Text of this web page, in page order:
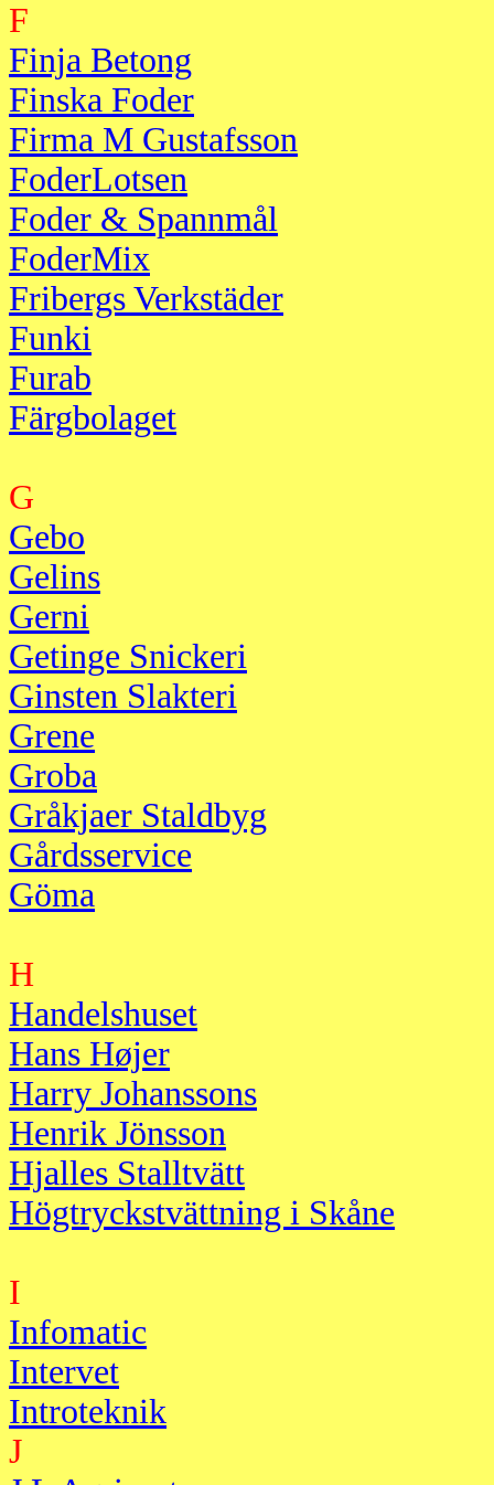
F
Finja Betong
Finska Foder
Firma M Gustafsson
FoderLotsen
Foder & Spannmål
FoderMix
Fribergs Verkstäder
Funki
Furab
Färgbolaget
G
Gebo
Gelins
Gerni
Getinge Snickeri
Ginsten Slakteri
Grene
Groba
Gråkjaer Staldbyg
Gårdsservice
Göma
H
Handelshuset
Hans Højer
Harry Johanssons
Henrik Jönsson
Hjalles Stalltvätt
Högtryckstvättning i Skåne
I
Infomatic
Intervet
Introteknik
J